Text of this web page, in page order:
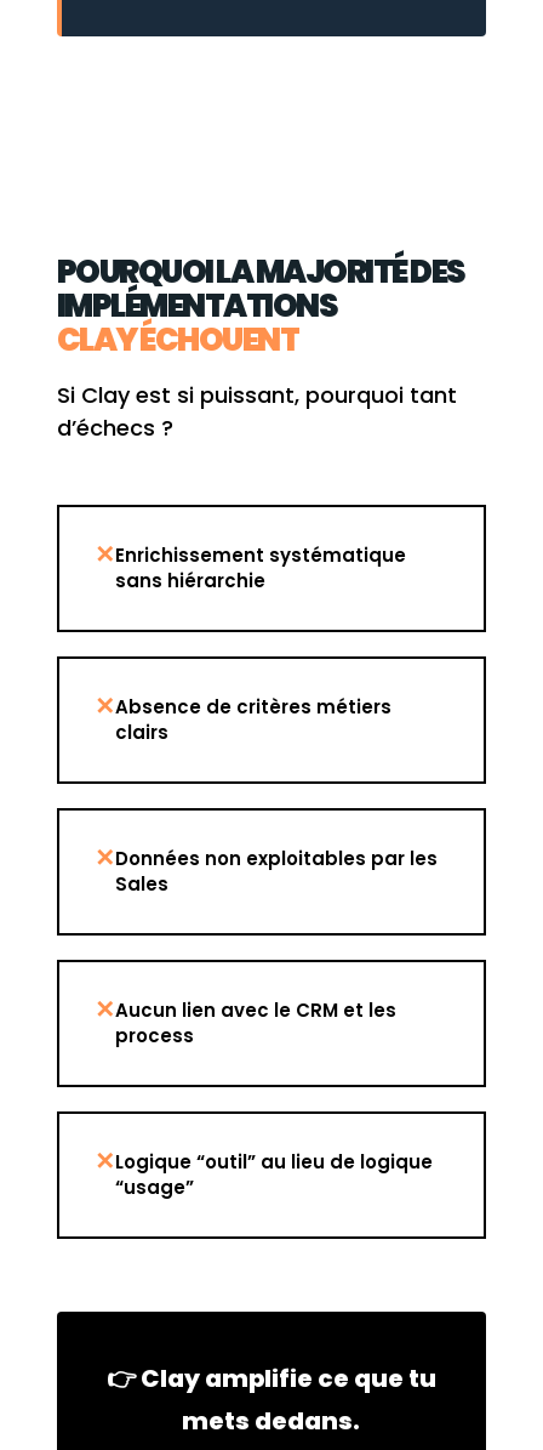
POURQUOI LA MAJORITÉ DES
IMPLÉMENTATIONS
CLAY ÉCHOUENT
Si Clay est si puissant, pourquoi tant
d’échecs ?
✕Enrichissement systématique
sans hiérarchie
✕Absence de critères métiers
clairs
✕Données non exploitables par les
Sales
✕Aucun lien avec le CRM et les
process
✕Logique “outil” au lieu de logique
“usage”
👉 Clay amplifie ce que tu
mets dedans.